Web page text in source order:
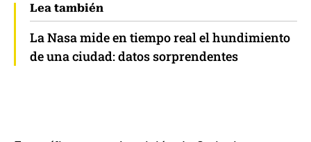
Lea también
La Nasa mide en tiempo real el hundimiento
de una ciudad: datos sorprendentes